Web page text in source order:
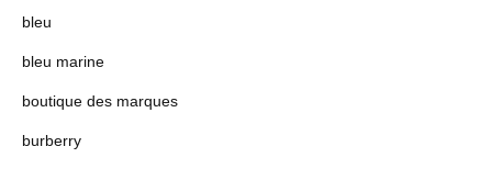
bleu
bleu marine
boutique des marques
burberry